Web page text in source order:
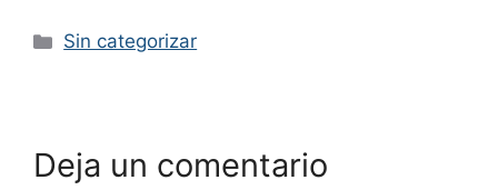
Categorías
Sin categorizar
Deja un comentario